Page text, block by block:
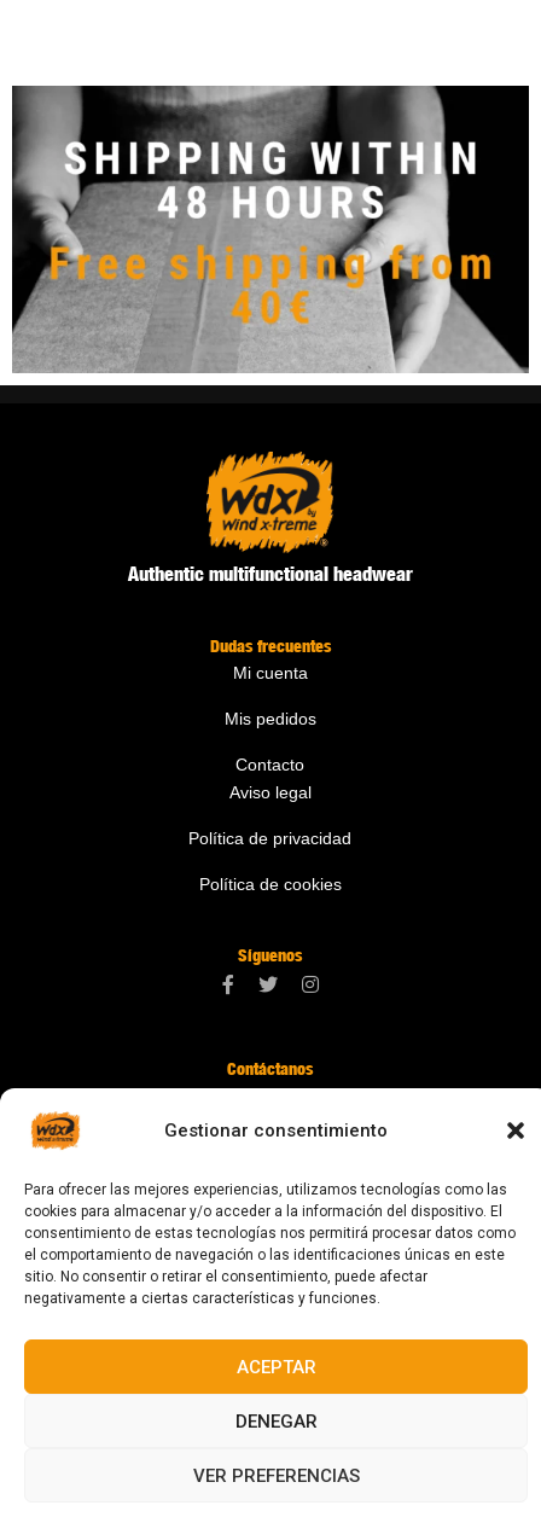
Gestionar consentimiento
Para ofrecer las mejores experiencias, utilizamos tecnologías como las
cookies para almacenar y/o acceder a la información del dispositivo. El
consentimiento de estas tecnologías nos permitirá procesar datos como
el comportamiento de navegación o las identificaciones únicas en este
sitio. No consentir o retirar el consentimiento, puede afectar
negativamente a ciertas características y funciones.
ACEPTAR
DENEGAR
VER PREFERENCIAS
Authentic multifunctional headwear
Dudas frecuentes
Mi cuenta
Mis pedidos
Contacto
Aviso legal
Política de privacidad
Política de cookies
Síguenos
Contáctanos
digital@zonawind.com
Av. de la Mare de Déu de Montserrat, 115
08024 Barcelona
© 2023 Todos los derechos reservados
Diseñado y fabricado en Barcelona